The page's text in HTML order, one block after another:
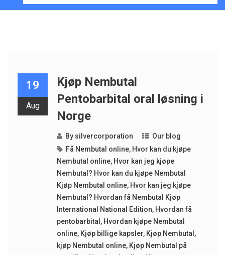
19
Aug
Kjøp Nembutal
Pentobarbital oral løsning i
Norge
By silvercorporation
Our blog
Få Nembutal online, Hvor kan du kjøpe
Nembutal online, Hvor kan jeg kjøpe
Nembutal? Hvor kan du kjøpe Nembutal
Kjøp Nembutal online, Hvor kan jeg kjøpe
Nembutal? Hvordan få Nembutal Kjøp
International National Edition, Hvordan få
pentobarbital , Hvordan kjøpe Nembutal
online, Kjøp billige kapsler, Kjøp Nembutal ,
kjøp Nembutal online, Kjøp Nembutal på